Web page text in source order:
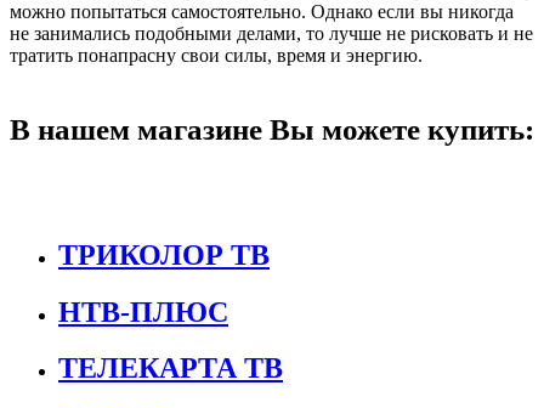
можно попытаться самостоятельно. Однако если вы никогда
не занимались подобными делами, то лучше не рисковать и не
тратить понапрасну свои силы, время и энергию.
В нашем магазине Вы можете купить:
ТРИКОЛОР ТВ
НТВ-ПЛЮС
ТЕЛЕКАРТА ТВ